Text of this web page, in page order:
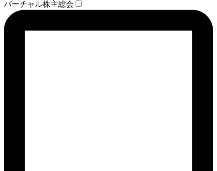
バーチャル株主総会